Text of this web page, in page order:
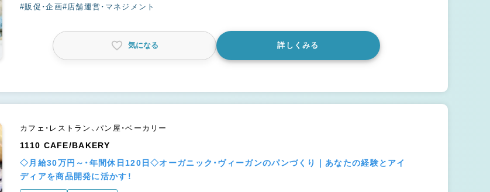
#販促・企画#店舗運営・マネジメント
気になる 詳しくみる
カフェ・レストラン、パン屋・ベーカリー
1110 CAFE/BAKERY
◇月給30万円～・年間休日120日◇オーガニック・ヴィーガンのパンづくり｜あなたの経験とアイ
ディアを商品開発に活かす！